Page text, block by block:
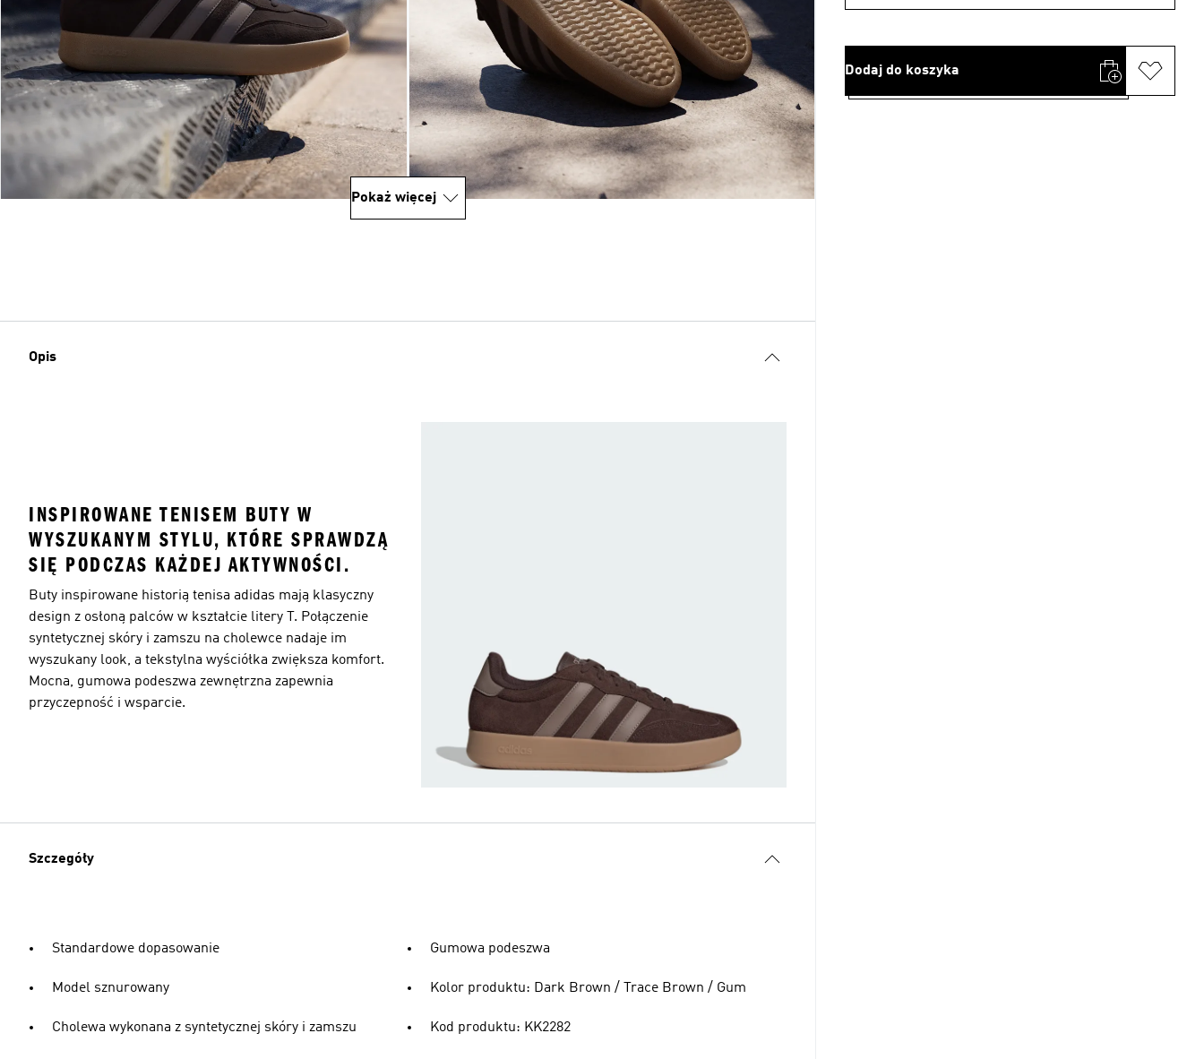
Pokaż więcej
Opis
INSPIROWANE TENISEM BUTY W
WYSZUKANYM STYLU, KTÓRE SPRAWDZĄ
SIĘ PODCZAS KAŻDEJ AKTYWNOŚCI.
Buty inspirowane historią tenisa adidas mają klasyczny
design z osłoną palców w kształcie litery T. Połączenie
syntetycznej skóry i zamszu na cholewce nadaje im
wyszukany look, a tekstylna wyściółka zwiększa komfort.
Mocna, gumowa podeszwa zewnętrzna zapewnia
przyczepność i wsparcie.
Szczegóły
Standardowe dopasowanie
Model sznurowany
Cholewa wykonana z syntetycznej skóry i zamszu
Gumowa podeszwa
Kolor produktu: Dark Brown / Trace Brown / Gum
Kod produktu: KK2282
Dodaj do koszyka